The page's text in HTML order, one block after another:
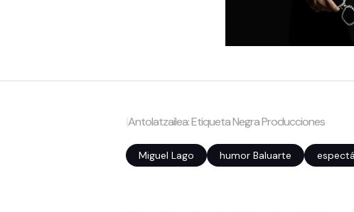
|Antolatzailea: Etiqueta Negra Producciones
Miguel Lago humor Baluarte